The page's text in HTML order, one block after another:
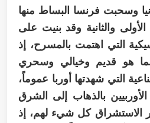
وسحبت فرنسا البساط منها
الأولى والثانية وقد بنيت على
التي اهتمت بالمسرح، إذ
هو قديم وخيالي وسحري
التي شهدتها أوربا عموماً،
بالذهاب إلى الشرق
الاستشراق كل شيء لهم، إذ